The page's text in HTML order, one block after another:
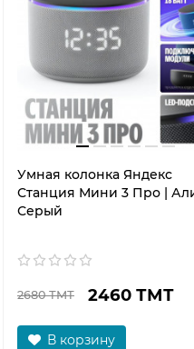
Умная колонка Яндекс
Станция Мини 3 Про |
Серый
2680 ТМТ 2460 ТМТ
В корзину